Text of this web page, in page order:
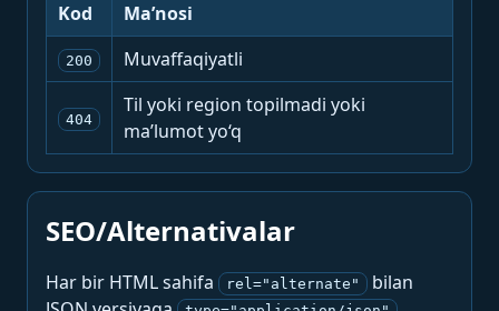
Kod Ma’nosi
200 Muvaffaqiyatli
404
Til yoki region topilmadi yoki
ma’lumot yo‘q
SEO/Alternativalar
Har bir HTML sahifa rel="alternate"
bilan